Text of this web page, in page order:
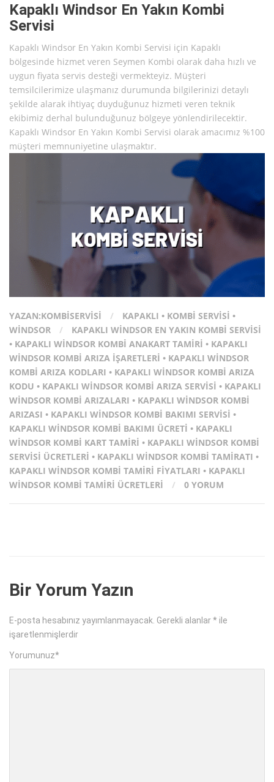
Kapaklı Windsor En Yakın Kombi
Servisi
Kapaklı Windsor En Yakın Kombi Servisi için Kapaklı
bölgesinde hizmet veren Seymen Kombi olarak daha hızlı ve
uygun fiyata servis desteği vermekteyiz. Müşteri
temsilcilerimize ulaşmanız durumunda bilgilerinizi detaylı
şekilde alarak ihtiyaç duyduğunuz hizmeti veren teknik
ekibimiz derhal bulunduğunuz bölgeye yönlendirilecektir.
Kapaklı Windsor En Yakın Kombi Servisi olarak amacımız %100
müşteri memnuniyetine ulaşmaktır.
YAZAN:KOMBISERVISI / KAPAKLI • KOMBI SERVISI •
WINDSOR
/
KAPAKLI WINDSOR EN YAKIN KOMBI SERVISI
• KAPAKLI WINDSOR KOMBI ANAKART TAMIRI • KAPAKLI
WINDSOR KOMBI ARIZA İŞARETLERI • KAPAKLI WINDSOR
KOMBI ARIZA KODLARI • KAPAKLI WINDSOR KOMBI ARIZA
KODU • KAPAKLI WINDSOR KOMBI ARIZA SERVISI • KAPAKLI
WINDSOR KOMBI ARIZALARI • KAPAKLI WINDSOR KOMBI
ARIZASI • KAPAKLI WINDSOR KOMBI BAKIMI SERVISI •
KAPAKLI WINDSOR KOMBI BAKIMI ÜCRETI • KAPAKLI
WINDSOR KOMBI KART TAMIRI • KAPAKLI WINDSOR KOMBI
SERVISI ÜCRETLERI • KAPAKLI WINDSOR KOMBI TAMIRATI •
KAPAKLI WINDSOR KOMBI TAMIRI FIYATLARI • KAPAKLI
WINDSOR KOMBI TAMIRI ÜCRETLERI
/ 0 YORUM
Bir Yorum Yazın
E-posta hesabınız yayımlanmayacak. Gerekli alanlar* ile
işaretlenmişlerdir
Yorumunuz*